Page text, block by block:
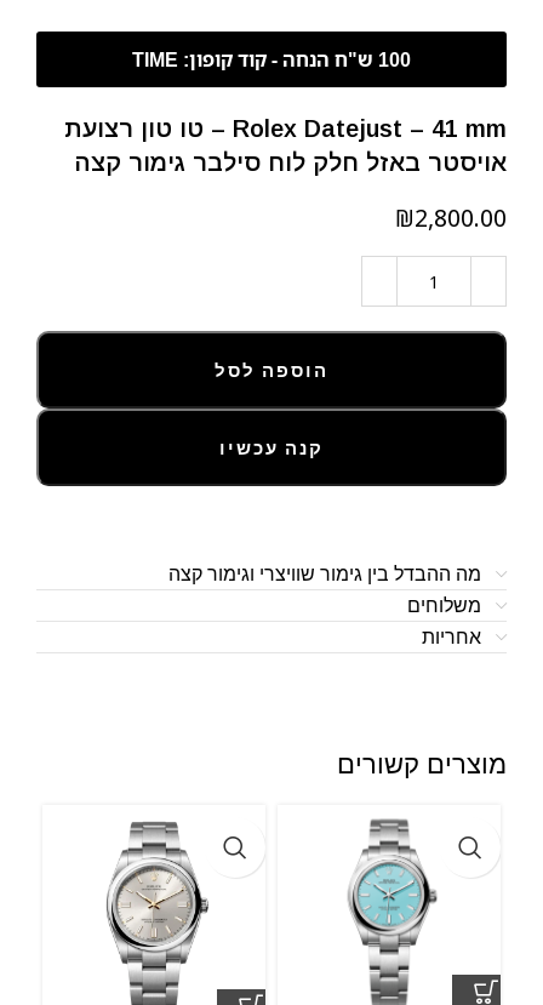
Rolex Datejust – 41 mm – טו טון רצועת
אויסטר באזל חלק לוח סילבר גימור קצה
₪
הוספה לסל
קנה עכשיו
מה ההבדל בין גימור שוויצרי וגימור קצה
משלוחים
אחריות
מוצרים קשורים